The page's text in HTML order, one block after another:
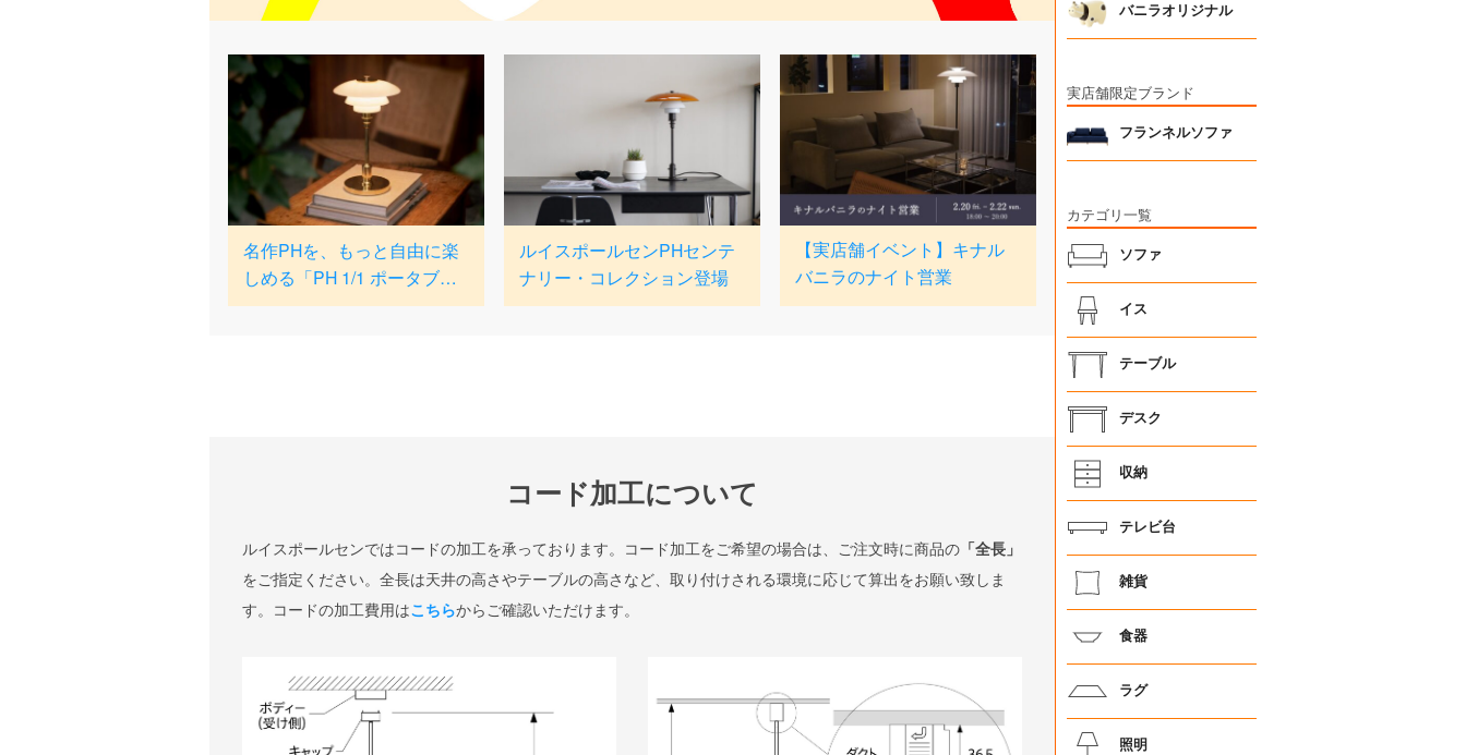
コード加工について
ルイスポールセンではコードの加工を承っております。コード加工をご希望の場合は、ご注文時に商品の 「全長」
をご指定ください。全長は天井の高さやテーブルの高さなど、取り付けされる環境に応じて算出をお願い致しま
す。コードの加工費用はこちらからご確認いただけます。
バニラオリジナル
実店舗限定ブランド
フランネルソファ
カテゴリ一覧
ソファ
イス
テーブル
デスク
収納
テレビ台
雑貨
食器
ラグ
照明